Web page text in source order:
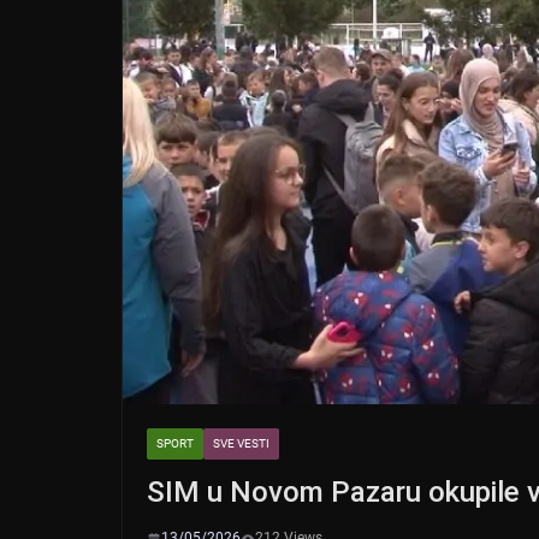
SPORT SVE VESTI
SIM u Novom Pazaru okupile